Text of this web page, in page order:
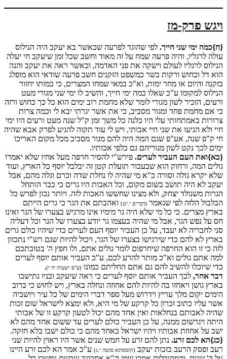
ויגש פרק-מז
{ח}כמה ימי שני חייך. לפי שהוגד לפרעה שכאשר בא יעקב היה הנילוס
עולה לרגליו, והיה פרעה שמח על זה מאוד וחשב שכל זמן שיעקב חי יעלה
הנילוס לרגליו לעולם וישקה את פני האדמה, וכאשר ראה את יעקב והנה
הוא דל וכחוש ורקות בשר כמשפט הזקנים חשב פרעה שודאי הוא מופלג
בזקנה והיום או מחר ימות, וא"כ במאי שמחו המצרים, כי במותו יחזור
הנילוס למקומו ע"כ שאלו כמה ימי חייך, והשיב לו ימי שני מגורי מעט
ורעים, הזכיר לשון מגורי לומר שלא מחמת רוב ימים הוא כל כך כחוש ורזה
כי אם מחמת פחד ומגור מסביב, כי את אשר יגרתי יבא לי וכמה צרות
צרורות באמתחותי עלי היו כלנה כל משך זמן ק"ל שנה מעט ורעים היו ימי
חיי ולא הגיעו את שני חיי אבותי, ויש לי עוד תקוה להגיע לפרק אבא שהיה
חי ק"פ שנה, אע"פ שגם המה היה להם מגור מסביב מכל מקום האריכו
ימים לכך נקט לשון מגוריהם גם כלפי אבותיו.
{כא}ואת העם העביר לערים. פירש"י להסיר חרפה מעל אחיו שלא יאמרו
גולים המה, ורחוק הוא שבעבור תועלת קטן זה יבלבל יוסף כל הארץ, ועוד
שלא יקרא גולה וסורה כ"א מי שהיה לו נחלת שדה וכרם וגלה מהם, אבל
יעקב לא היה תושב בשום מקום, וכל האבות היו גרים כי כבר הותחל
הגרות משנולד יצחק, ולא מצינו שחששו האבות לזה. ויותר נכון לפרש כל
הבלבול הלזה לפי שנאמר (דברים י.יט) ואהבתם את הגר כי גרים הייתם
בארץ מצרים. כי כל מי שלא היה גר מימיו אינו מרגיש בצערו של הגר ואינו
חס על נפש הגר, אבל מי שהיה בעצמו גר יודע בצערו של הגר וכל דעליה
סני לחבריה לא יעבד, על כן העביר יוסף העם לערים כדי שיהיו כולם גרים
בארץ לא להם כדי שירגישו בצערו של הגר, ויכול להיות שגם רש"י נתכוון
לזה כי זו הוא החרפה שיחרפום לומר גולים אתם, ולו חפץ ה' בטובתכם
למה אתם גולים וא"כ מותר להרע לכם, ע"כ העביר אותם יוסף לערים
כדי שיוכלו להשיב להם גם אתם החליתם כמונו (ע"פ ישעיה יד.י).
דבר אחר, לכך העביר אותם יוסף לערים כי ראה שיעקב ובניו נתישבו
בארץ גושן ויאחזו בה להיות להם אחוזה ונחלה בארץ, ויש לחוש כי ברוב
הימים יקום מלך עריץ וידרוש מעל ספר דברי הימים של כל עיר ויושביה
אשר עליו כתוב זכרון כל קרקע של מי היא, ולא ימצא לישראל שום זכות
שהיה לאבותם בנחלאות ואין אחד מהם יכול לטעון קרקע זו של אבותי
היתה ויגרשום ממנה, על כן העביר כולם לערים עד ששום אחד מהם לא
ישב על אחוזת אבותיו ויהיו ישראל כאחד מהם כי כולם ישבו בלא חזקה.
{כג}הא לכם זרע. נתן להם זרע על חמש שנים אשר היו ראוין להיות שני
רעב ופסק הרעב בזכות יעקב (תוספתא סוטה י.ג) ע"כ אמר הא לכם זרע היינו